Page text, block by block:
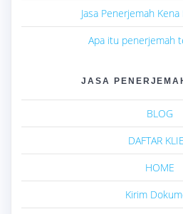
Jasa Penerjemah Kena
Apa itu penerjemah
JASA
BLOG
DAFTAR
HOME
Kirim